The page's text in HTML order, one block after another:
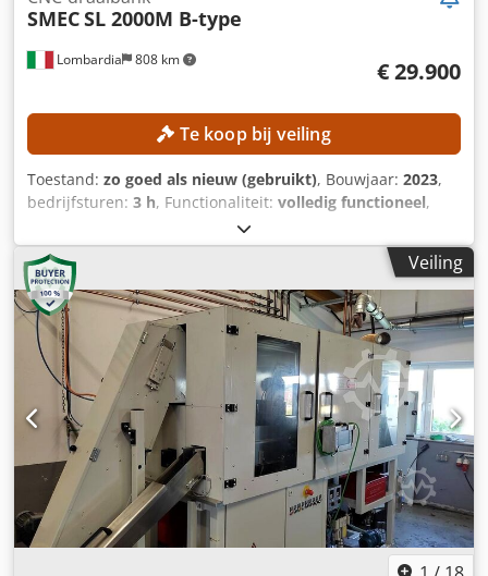
Lombardia 808 km
SMECSL 2000M B-type
€ 29.900
Te koop bij veiling
Toestand: zo goed als nieuw (gebruikt), Bouwjaar: 2023,
bedrijfsturen: 3 h, Functionaliteit: volledig functioneel,
S2000BM-00308
draaidoorsnede boven de dwarsslede:360 mm,
draailengte:
spilsnelheid (max.):4.500 rpm, verplaatsingsafstand X-as:
210 mm
, verplaatsingsafstand Z-as:600 mm,
balkdoorvoer:
68 mm, Slechts 3 bedrijfsuren - de machine
is tot nu toe nog niet ingezet vanwege een projectuitstel.
Nieuwprijs: 124.000 EUR, exclusief BTW. TECHNISCHE
DETAILS Max. bewerkingsdiameter boven het bed: 510 mm
Max. bewerkingsdiameter boven het slijpen: 360 mm Max.
draaidiameter: 360 mm Max. draailengte: 540 mm
SPOEDEL Spoedeltap: A2-6" Stafdoorlaat: 68 mm Max.
spindeltoerental: 4.500 min⁻¹
Hoofdspindelmotorvermogen: 15 / 18,5 kW C-as: continu
REVOLVERKOP Gereedschapsstations: 12 / BMT 55
Gemotoriseerde gereedschapsstations: 3,7 / 5,5 kW
Veiling